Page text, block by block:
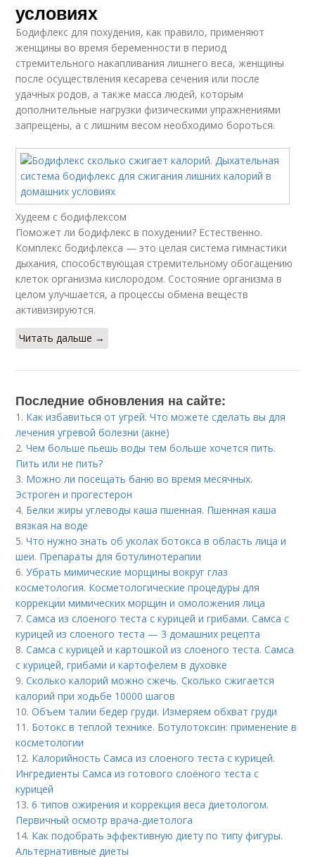
условиях
Бодифлекс для похудения, как правило, применяют
женщины во время беременности в период
стремительного накапливания лишнего веса, женщины
после осуществления кесарева сечения или после
удачных родов, а также масса людей, которым
дополнительные нагрузки физическими упражнениями
запрещены, а с лишним весом необходимо бороться.
Худеем с бодифлексом
Поможет ли бодифлекс в похудении? Естественно.
Комплекс бодифлекса — это целая система гимнастики
дыхания, способствующая стремительному обогащению
клеток организма кислородом. Состояние организма в
целом улучшается, а процессы обмена веществ
активизируются.
Читать дальше →
Последние обновления на сайте:
1. Как избавиться от угрей. Что можете сделать вы для
лечения угревой болезни (акне)
2.Чем больше пьешь воды тем больше хочется пить.
Пить или не пить?
3. Можно ли посещать баню во время месячных.
Эстроген и прогестерон
4. Белки жиры углеводы каша пшенная. Пшенная каша
вязкая на воде
5.Что нужно знать об уколах ботокса в область лица и
шеи. Препараты для ботулинотерапии
6.Убрать мимические морщины вокруг глаз
косметология. Косметологические процедуры для
коррекции мимических морщин и омоложения лица
7.Самса из слоеного теста с курицей и грибами. Самса с
курицей из слоеного теста — 3 домашних рецепта
8.Самса с курицей и картошкой из слоеного теста. Самса
с курицей, грибами и картофелем в духовке
9.Сколько калорий можно сжечь. Сколько сжигается
калорий при ходьбе 10000 шагов
10.Объем талии бедер груди. Измеряем обхват груди
11. Ботокс в теплой технике. Ботулотоксин: применение в
косметологии
12. Калорийность Самса из слоеного теста с курицей.
Ингредиенты Самса из готового слоёного теста с
курицей
13.6 типов ожирения и коррекция веса диетологом.
Первичный осмотр врача-диетолога
14. Как подобрать эффективную диету по типу фигуры.
Альтернативные диеты